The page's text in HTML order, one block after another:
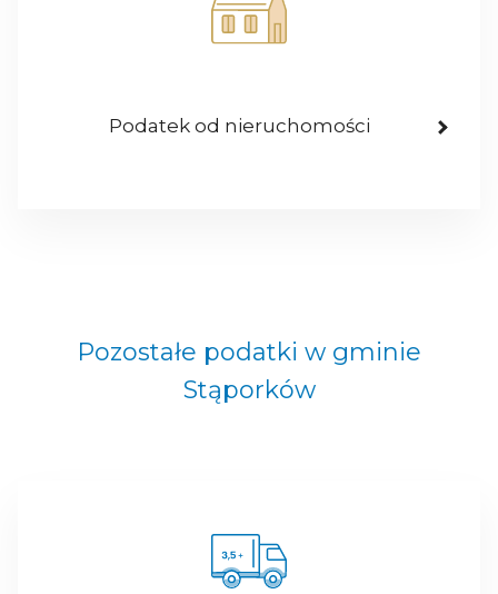
Podatek od nieruchomości
Pozostałe podatki w gminie
Stąporków